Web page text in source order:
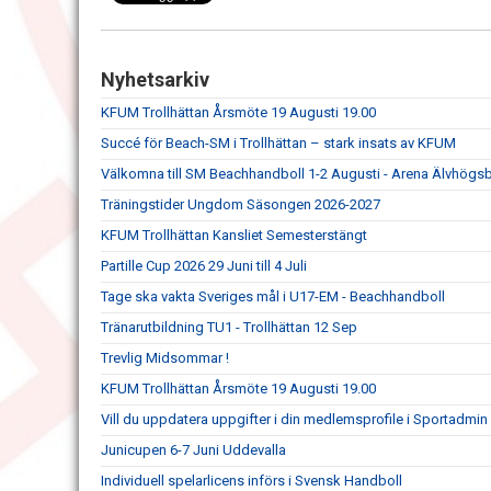
Nyhetsarkiv
KFUM Trollhättan Årsmöte 19 Augusti 19.00
Succé för Beach-SM i Trollhättan – stark insats av KFUM
Välkomna till SM Beachhandboll 1-2 Augusti - Arena
Träningstider Ungdom Säsongen 2026-2027
KFUM Trollhättan Kansliet Semesterstängt
Partille Cup 2026 29 Juni till 4 Juli
Tage ska vakta Sveriges mål i U17-EM - Beachhandboll
Tränarutbildning TU1 - Trollhättan 12 Sep
Trevlig Midsommar !
KFUM Trollhättan Årsmöte 19 Augusti 19.00
Vill du uppdatera uppgifter i din medlemsprofile i Sportadmin
Junicupen 6-7 Juni Uddevalla
Individuell spelarlicens införs i Svensk Handboll